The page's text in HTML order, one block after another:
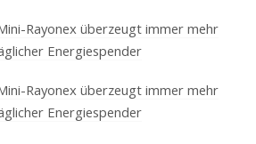
Rayonex überzeugt immer mehr
Energiespender
Rayonex überzeugt immer mehr
Energiespender